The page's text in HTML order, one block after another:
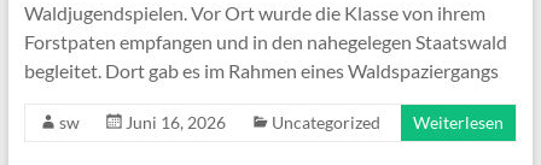
Waldjugendspielen. Vor Ort wurde die Klasse von ihrem
Forstpaten empfangen und in den nahegelegen Staatswald
begleitet. Dort gab es im Rahmen eines Waldspaziergangs
sw Juni 16, 2026 Uncategorized Weiterlesen